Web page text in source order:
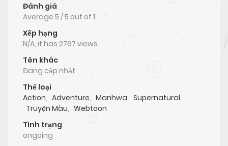
Đánh giá
Average 5 /5 out of 1
Xếp hạng
N/A, it has 2767 views
Tên khác
Đang cập nhật
Thể loại
Action, Adventure, Manhwa, Supernatural,
Truyện Màu, Webtoon
Tình trạng
ongoing